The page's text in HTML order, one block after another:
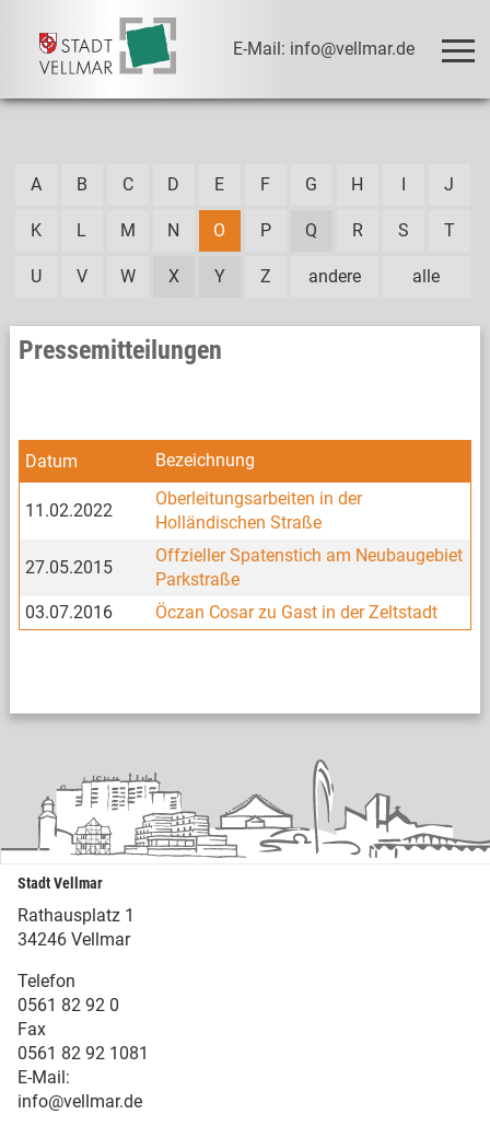
E-Mail: info@vellmar.de
alle
A B C D E F G H I J
K L M N O P Q R S T
U V W X Y Z andere
Pressemitteilungen
Datum Bezeichnung
11.02.2022
Oberleitungsarbeiten in der
Holländischen Straße
27.05.2015
Offzieller Spatenstich am Neubaugebiet
Parkstraße
03.07.2016
Öczan Cosar zu Gast in der Zeltstadt
Stadt Vellmar
Rathausplatz 1
34246 Vellmar
Telefon
0561 82 92 0
Fax
0561 82 92 1081
E-Mail:
info@vellmar.de